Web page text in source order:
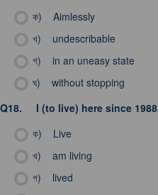
ক)
Aimlessly
খ)
undescribable
গ)
in an uneasy state
ঘ)
without stopping
Q18.
I (to live) here since 1988
ক)
Live
খ)
am living
গ)
lived